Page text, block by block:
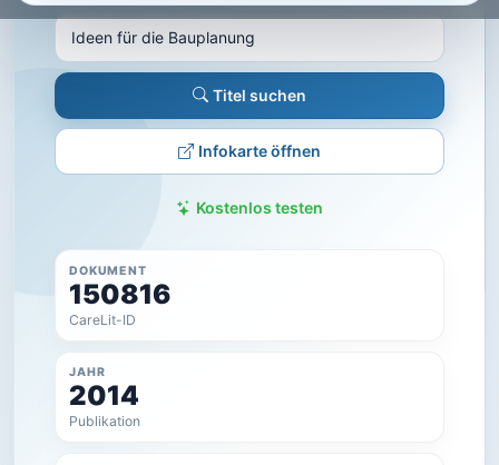
Titel suchen
Infokarte öffnen
Kostenlos testen
DOKUMENT
150816
CareLit-ID
JAHR
2014
Publikation